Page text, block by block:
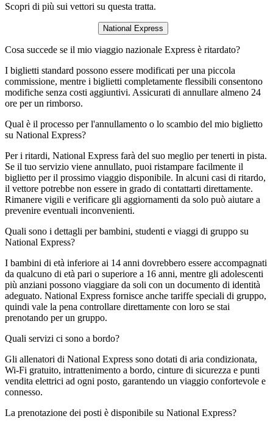
Scopri di più sui vettori su questa tratta.
National Express
Cosa succede se il mio viaggio nazionale Express è ritardato?
I biglietti standard possono essere modificati per una piccola
commissione, mentre i biglietti completamente flessibili consentono
modifiche senza costi aggiuntivi. Assicurati di annullare almeno 24
ore per un rimborso.
Qual è il processo per l'annullamento o lo scambio del mio biglietto
su National Express?
Per i ritardi, National Express farà del suo meglio per tenerti in pista.
Se il tuo servizio viene annullato, puoi ristampare facilmente il
biglietto per il prossimo viaggio disponibile. In alcuni casi di ritardo,
il vettore potrebbe non essere in grado di contattarti direttamente.
Rimanere vigili e verificare gli aggiornamenti da solo può aiutare a
prevenire eventuali inconvenienti.
Quali sono i dettagli per bambini, studenti e viaggi di gruppo su
National Express?
I bambini di età inferiore ai 14 anni dovrebbero essere accompagnati
da qualcuno di età pari o superiore a 16 anni, mentre gli adolescenti
più anziani possono viaggiare da soli con un documento di identità
adeguato. National Express fornisce anche tariffe speciali di gruppo,
quindi vale la pena controllare direttamente con loro se stai
prenotando per un gruppo.
Quali servizi ci sono a bordo?
Gli allenatori di National Express sono dotati di aria condizionata,
Wi-Fi gratuito, intrattenimento a bordo, cinture di sicurezza e punti
vendita elettrici ad ogni posto, garantendo un viaggio confortevole e
connesso.
La prenotazione dei posti è disponibile su National Express?